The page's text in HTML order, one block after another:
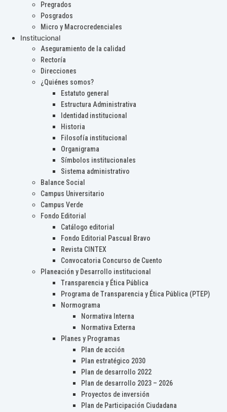
Pregrados
Posgrados
Micro y Macrocredenciales
Institucional
Aseguramiento de la calidad
Rectoría
Direcciones
¿Quiénes somos?
Estatuto general
Estructura Administrativa
Identidad institucional
Historia
Filosofía institucional
Organigrama
Símbolos institucionales
Sistema administrativo
Balance Social
Campus Universitario
Campus Verde
Fondo Editorial
Catálogo editorial
Fondo Editorial Pascual Bravo
Revista CINTEX
Convocatoria Concurso de Cuento
Planeación y Desarrollo institucional
Transparencia y Ética Pública
Programa de Transparencia y Ética Pública (PTEP)
Normograma
Normativa Interna
Normativa Externa
Planes y Programas
Plan de acción
Plan estratégico 2030
Plan de desarrollo 2022
Plan de desarrollo 2023 – 2026
Proyectos de inversión
Plan de Participación Ciudadana